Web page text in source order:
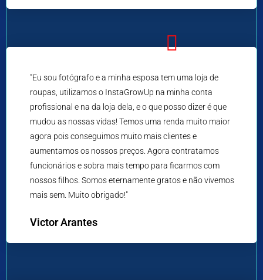
"Eu sou fotógrafo e a minha esposa tem uma loja de
roupas, utilizamos o InstaGrowUp na minha conta
profissional e na da loja dela, e o que posso dizer é que
mudou as nossas vidas! Temos uma renda muito maior
agora pois conseguimos muito mais clientes e
aumentamos os nossos preços. Agora contratamos
funcionários e sobra mais tempo para ficarmos com
nossos filhos. Somos eternamente gratos e não vivemos
mais sem. Muito obrigado!"
Victor Arantes